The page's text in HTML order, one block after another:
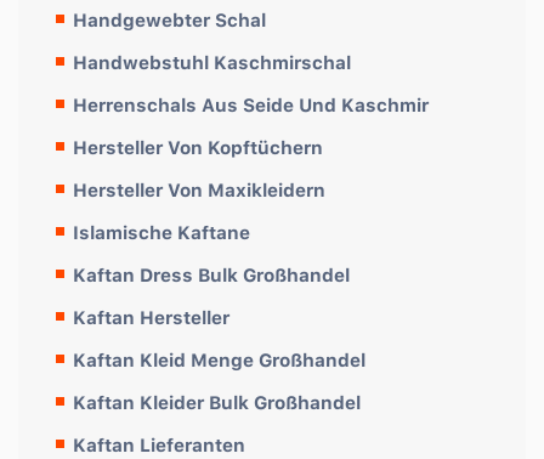
Handgewebter Schal
Handwebstuhl Kaschmirschal
Herrenschals Aus Seide Und Kaschmir
Hersteller Von Kopftüchern
Hersteller Von Maxikleidern
Islamische Kaftane
Kaftan Dress Bulk Großhandel
Kaftan Hersteller
Kaftan Kleid Menge Großhandel
Kaftan Kleider Bulk Großhandel
Kaftan Lieferanten